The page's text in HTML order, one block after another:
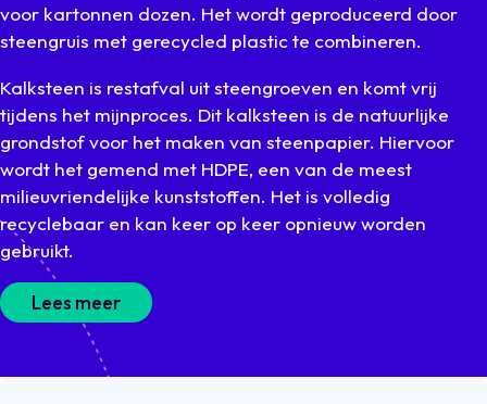
voor kartonnen dozen. Het wordt geproduceerd door
steengruis met gerecycled plastic te combineren.
Kalksteen is restafval uit steengroeven en komt vrij
tijdens het mijnproces. Dit kalksteen is de natuurlijke
grondstof voor het maken van steenpapier. Hiervoor
wordt het gemend met HDPE, een van de meest
milieuvriendelijke kunststoffen. Het is volledig
recyclebaar en kan keer op keer opnieuw worden
gebruikt.
Lees meer